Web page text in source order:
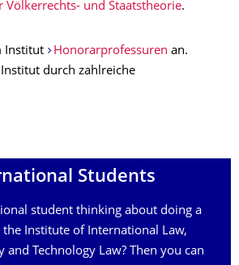
Völkerrechts- und Staatstheorie.
Institut Honorarprofessuren an.
durch zahlreiche
Students
student thinking about doing a
Institute of International Law,
and Technology Law? Then you can